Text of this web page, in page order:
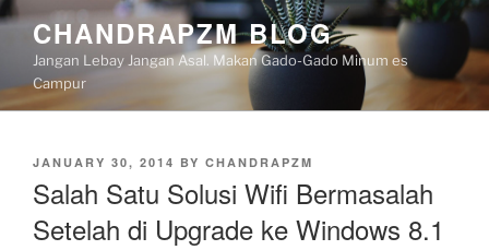
Skip
content
CHANDRAPZM BLOG
Jangan Lebay Jangan Asal. Makan Gado-Gado Minum es
Campur
POSTED
JANUARY 30, 2014 BY CHANDRAPZM
Salah Satu Solusi Wifi Bermasalah
Setelah di Upgrade ke Windows 8.1